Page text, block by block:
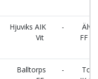
Hjuviks AIK
Vit
-
FF Vit
Balltorps
-